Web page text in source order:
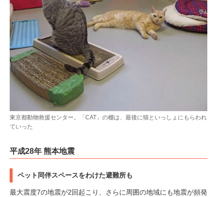
東京都動物救援センター。「CAT」の棚は、最後に猫といっしょにもらわれ
ていった
平成28年 熊本地震
ペット同伴スペースをわけた避難所も
最大震度7の地震が2回起こり、さらに周囲の地域にも地震が頻発